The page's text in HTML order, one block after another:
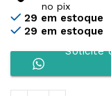
no pix
29 em estoque
29 em estoque
Solicite